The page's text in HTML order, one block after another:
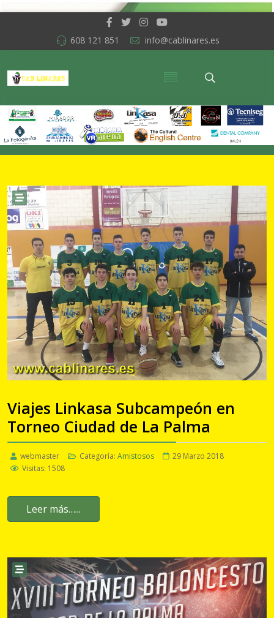
608 121 851 info@cablinares.es
Viajes Linkasa Subcampeón en
Torneo Ciudad de La Palma
webmaster Categoría: Amistosos
29 Marzo 2018
Visitas: 1508
Leer más…...